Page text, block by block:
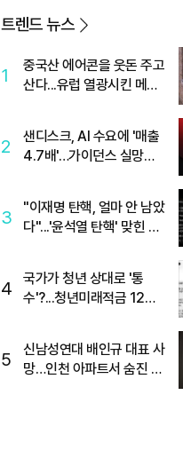
트렌드 뉴스
1
중국산 에어콘을 웃돈 주고
산다...유럽 열광시킨 메이
2
샌디스크, AI 수요에 '매출
4.7배'…가이던스 실망에
3
"이재명 탄핵, 얼마 안 남았
다"...'윤석열 탄핵' 맞힌 무
4
국가가 청년 상대로 '통
수'?...청년미래적금 12%
5
신남성연대 배인규 대표 사
망…인천 아파트서 숨진 채